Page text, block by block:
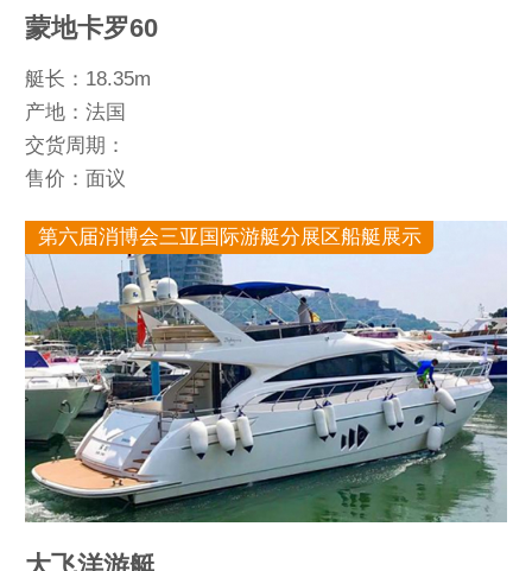
蒙地卡罗60
艇长：18.35m
产地：法国
交货周期：
售价：面议
第六届消博会三亚国际游艇分展区船艇展示